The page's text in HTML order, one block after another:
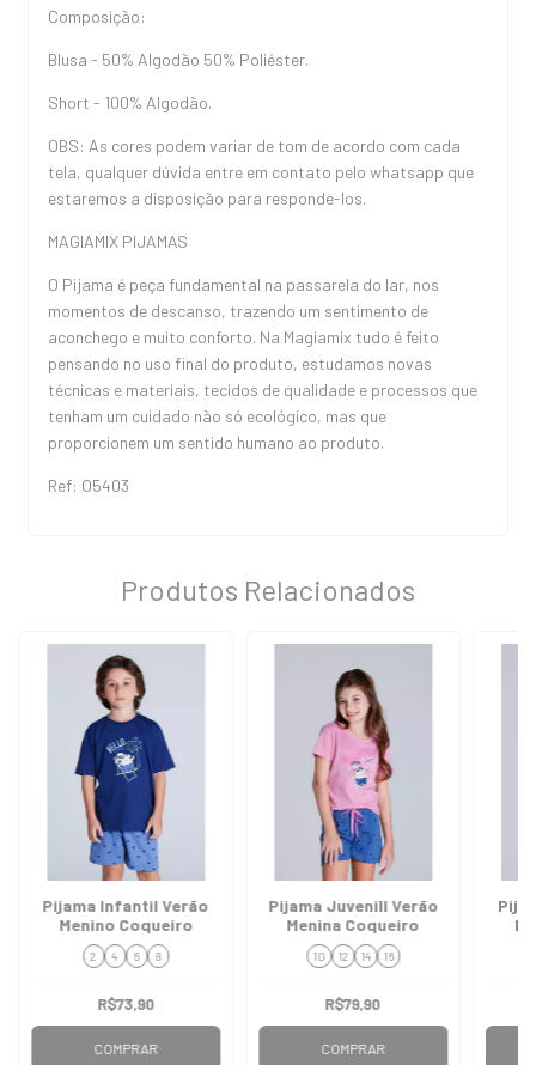
Composição:
Blusa - 50% Algodão 50% Poliéster.
Short - 100% Algodão.
OBS: As cores podem variar de tom de acordo com cada
tela, qualquer dúvida entre em contato pelo whatsapp que
estaremos a disposição para responde-los.
MAGIAMIX PIJAMAS
O Pijama é peça fundamental na passarela do lar, nos
momentos de descanso, trazendo um sentimento de
aconchego e muito conforto. Na Magiamix tudo é feito
pensando no uso final do produto, estudamos novas
técnicas e materiais, tecidos de qualidade e processos que
tenham um cuidado não só ecológico, mas que
proporcionem um sentido humano ao produto.
Ref: O5403
Produtos Relacionados
Pijama Infantil Verão
Menino Coqueiro
2 4 6 8
R$73,90
COMPRAR
Pijama Juvenill Verão
Menina Coqueiro
10 12 14 16
R$79,90
COMPRAR